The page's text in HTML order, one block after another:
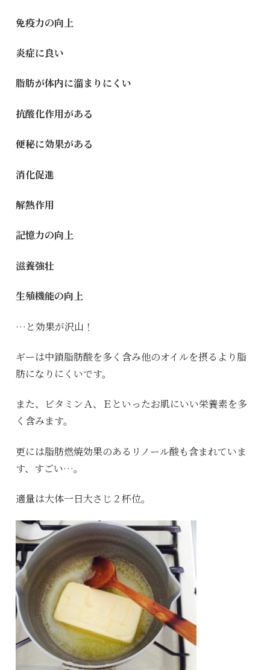
免疫力の向上
炎症に良い
脂肪が体内に溜まりにくい
抗酸化作用がある
便秘に効果がある
消化促進
解熱作用
記憶力の向上
滋養強壮
生殖機能の向上
…と効果が沢山！
ギーは中鎖脂肪酸を多く含み他のオイルを摂るより脂
肪になりにくいです。
また、ビタミンＡ、Ｅといったお肌にいい栄養素を多
く含みます。
更には脂肪燃焼効果のあるリノール酸も含まれていま
す、すごい…。
適量は大体一日大さじ２杯位。